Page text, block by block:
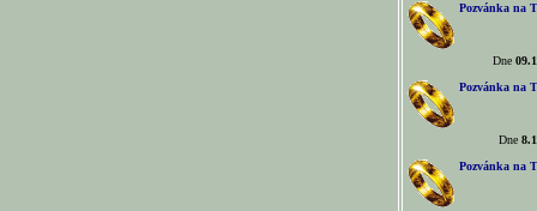
Pozvánka na
Dne
Pozvánka na
Dne
Pozvánka na